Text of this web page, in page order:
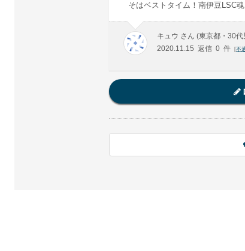
そはベストタイム！南伊豆LSC魂
キュウ さん (東京都・30代
2020.11.15 返信 0 件
[不